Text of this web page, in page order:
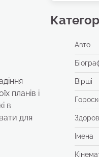
планів і
в
для
Авто
Вірші
Імена